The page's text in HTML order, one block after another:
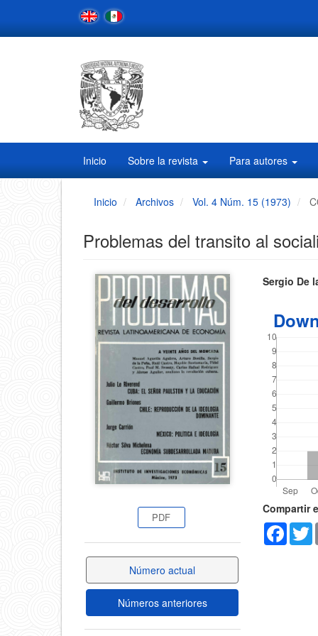
Contenido
Inicio Sobre la revista Para autores
Inicio Archivos Vol. 4 Núm. 15 (1973)
Problemas del transito al
Barra
lateral
del
artículo
PDF
Número actual
Números anteriores
del
artículo
Sergio De
del
Compartir